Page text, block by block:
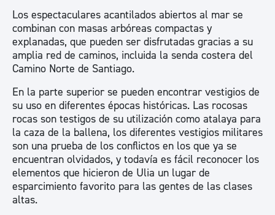
Los espectaculares acantilados abiertos al mar se
combinan con masas arbóreas compactas y
explanadas, que pueden ser disfrutadas gracias a su
amplia red de caminos, incluida la senda costera del
Camino Norte de Santiago.
En la parte superior se pueden encontrar vestigios de
su uso en diferentes épocas históricas. Las rocosas
rocas son testigos de su utilización como atalaya para
la caza de la ballena, los diferentes vestigios militares
son una prueba de los conflictos en los que ya se
encuentran olvidados, y todavía es fácil reconocer los
elementos que hicieron de Ulia un lugar de
esparcimiento favorito para las gentes de las clases
altas.